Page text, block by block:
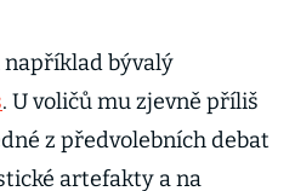
například bývalý
. U voličů mu zjevně příliš
z předvolebních debat
artefakty a na